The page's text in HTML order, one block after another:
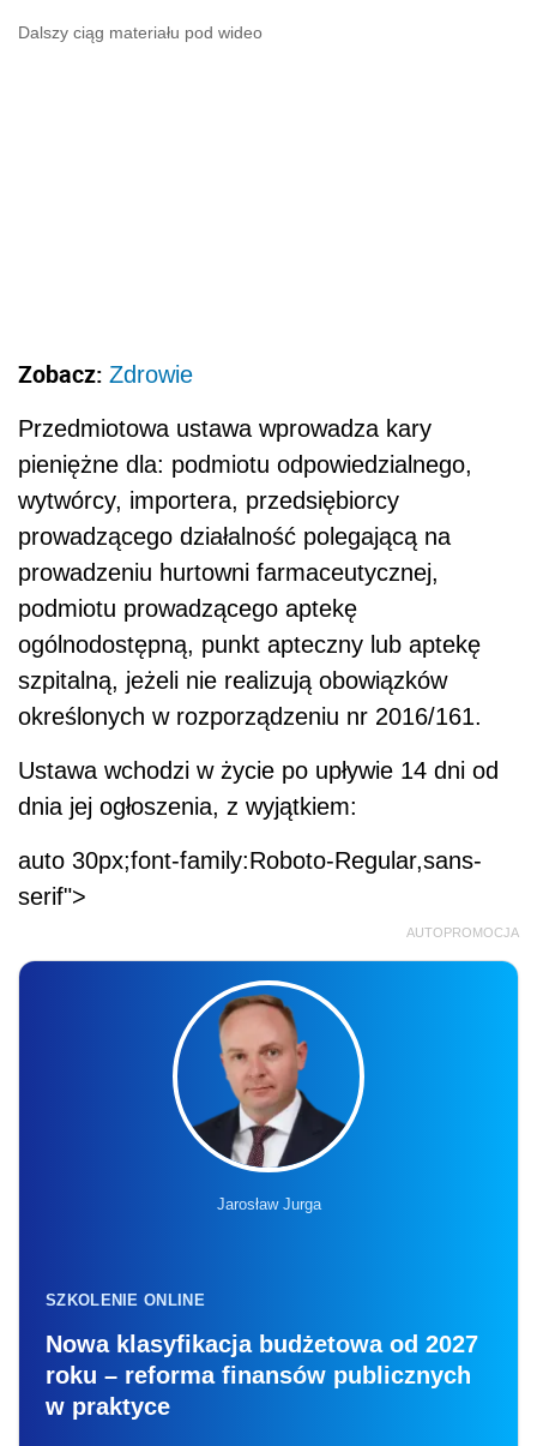
Dalszy ciąg materiału pod wideo
Zobacz: Zdrowie
Przedmiotowa ustawa wprowadza kary
pieniężne dla: podmiotu odpowiedzialnego,
wytwórcy, importera, przedsiębiorcy
prowadzącego działalność polegającą na
prowadzeniu hurtowni farmaceutycznej,
podmiotu prowadzącego aptekę
ogólnodostępną, punkt apteczny lub aptekę
szpitalną, jeżeli nie realizują obowiązków
określonych w rozporządzeniu nr 2016/161.
Ustawa wchodzi w życie po upływie 14 dni od
dnia jej ogłoszenia, z wyjątkiem:
auto 30px;font-family:Roboto-Regular,sans-
serif">
AUTOPROMOCJA
Jarosław Jurga
SZKOLENIE ONLINE
Nowa klasyfikacja budżetowa od 2027
roku – reforma finansów publicznych
w praktyce